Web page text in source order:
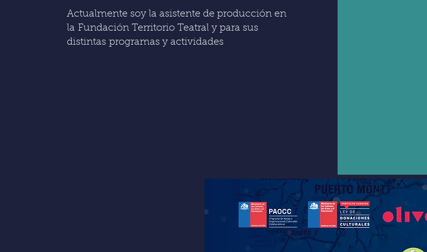
Actualmente soy la asistente de producción en
la Fundación Territorio Teatral y para sus
distintas programas y actividades